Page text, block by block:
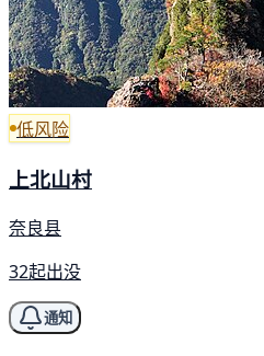
低风险
上北山村
奈良县
32起出没
通知